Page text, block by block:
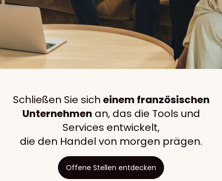
Schließen Sie sich einem französischen
Unternehmen an, das die Tools und
Services entwickelt,
die den Handel von morgen prägen.
Offene Stellen entdecken